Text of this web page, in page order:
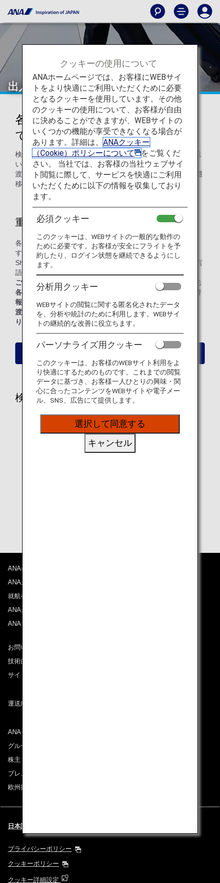
出入国情報について
各国の入国条件・検疫制限につい
て
検索条件を指定のうえ、各国の渡航制限や必要書類をご確認
いただけます。
渡航要件が集約されたSherpa提供サイト（外部サイト）へ遷
移します。サイト内の規約にしたがってご利用ください。
重要
各国の入国条件や検疫体制は日々状況が更新されておりま
す。
Sherpaに掲載されている情報は、最新情報ではない場合や言
語表現が最適でない場合があります。
ご出発前に、お客様ご自身でパスポート国（国籍）・渡航先
各国の大使館または領事館・保健機関関連情報にて最新の情
報をご確認ください。
渡航書類や検疫書類の不備により、入国が不許可となった
り、ご搭乗をお断りする場合があります。
検索条件
パスポート（国籍）
観光・商用
ANAについて
ANAからのお知らせ
就航都市
ANAがお約束する体験
ANAマイレージクラブ
お問い合わせ
技術的なお問い合わせ（推奨環境）
サイトマップ
運送約款
ANAグループについて
グループ企業一覧
株主・投資家情報
プレスリリース
欧州採用情報
日本語 | France (都市と言語を選択してください)
プライバシーポリシー
クッキーポリシー
クッキー詳細設定
クッキーの使用について
ANAホームページでは、お客様にWEBサイ
トをより快適にご利用いただくために必要
となるクッキーを使用しています。その他
のクッキーの使用について、お客様が自由
に決めることができますが、WEBサイトの
いくつかの機能が享受できなくなる場合が
あります。詳細は、 ANAクッキー
（Cookie）ポリシーについて
をご覧くだ
さい。 当社では、お客様の当社ウェブサイ
ト閲覧に際して、サービスを快適にご利用
いただくために以下の情報を収集しており
ます。
必須クッキー
このクッキーは、WEBサイトの一般的な動作の
ために必要です。お客様が安全にフライトを予
約したり、ログイン状態を継続できるようにし
ます。
分析用クッキー
WEBサイトの閲覧に関する匿名化されたデータ
を、分析や統計のために利用します。WEBサイ
トの継続的な改善に役立ちます。
パーソナライズ用クッキー
このクッキーは、お客様のWEBサイト利用をよ
り快適にするためのものです。これまでの閲覧
データに基づき、お客様一人ひとりの興味・関
心に合ったコンテンツをWEBサイトや電子メー
ル、SNS、広告にて提供します。
選択して同意する
キャンセル